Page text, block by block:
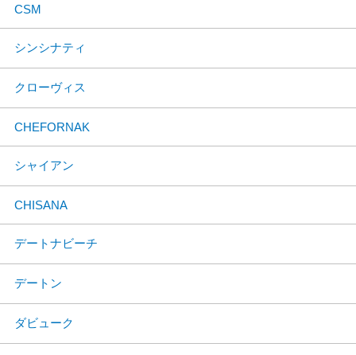
CSM
シンシナティ
クローヴィス
CHEFORNAK
シャイアン
CHISANA
デートナビーチ
デートン
ダビューク